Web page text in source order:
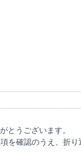
とうございます。
を確認のうえ、折